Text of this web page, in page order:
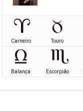
Carneiro Touro
Balança Escorpião